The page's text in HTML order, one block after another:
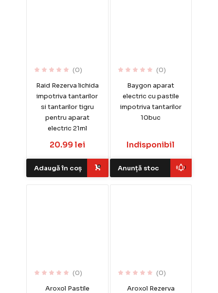
(0)
Raid Rezerva lichida
impotriva tantarilor
si tantarilor tigru
pentru aparat
electric 21ml
20.99 lei
Adaugă în coș
(0)
Baygon aparat
electric cu pastile
impotriva tantarilor
10buc
Indisponibil
Anunță stoc
(0)
Aroxol Pastile
(0)
Aroxol Rezerva